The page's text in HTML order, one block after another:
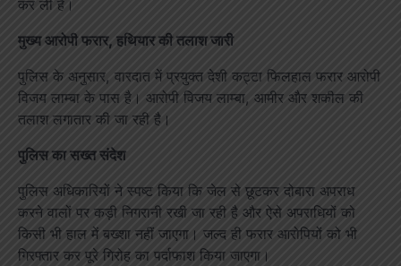
कर ली हैं।
मुख्य आरोपी फरार, हथियार की तलाश जारी
पुलिस के अनुसार, वारदात में प्रयुक्त देशी कट्टा फिलहाल फरार आरोपी
विजय लाम्बा के पास है। आरोपी विजय लाम्बा, आमीर और शकील की
तलाश लगातार की जा रही है।
पुलिस का सख्त संदेश
पुलिस अधिकारियों ने स्पष्ट किया कि जेल से छूटकर दोबारा अपराध
करने वालों पर कड़ी निगरानी रखी जा रही है और ऐसे अपराधियों को
किसी भी हाल में बख्शा नहीं जाएगा। जल्द ही फरार आरोपियों को भी
गिरफ्तार कर पूरे गिरोह का पर्दाफाश किया जाएगा।